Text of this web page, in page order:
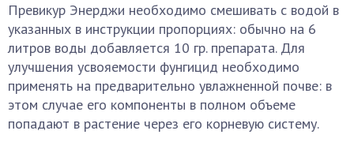
Превикур Энерджи необходимо смешивать с водой в
указанных в инструкции пропорциях: обычно на 6
литров воды добавляется 10 гр. препарата. Для
улучшения усвояемости фунгицид необходимо
применять на предварительно увлажненной почве: в
этом случае его компоненты в полном объеме
попадают в растение через его корневую систему.